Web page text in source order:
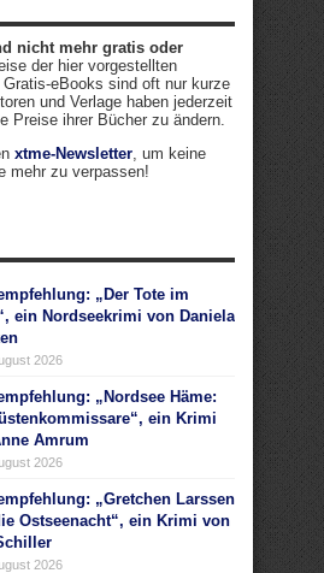
nicht mehr gratis oder
der hier vorgestellten
eBooks sind oft nur kurze
und Verlage haben jederzeit
Preise ihrer Bücher zu ändern.
xtme-Newsletter, um keine
mehr zu verpassen!
„Der Tote im
ein Nordseekrimi von Daniela
2026
„Nordsee Häme:
ein Krimi
Amrum
2026
„Gretchen Larssen
Ostseenacht“, ein Krimi von
2026